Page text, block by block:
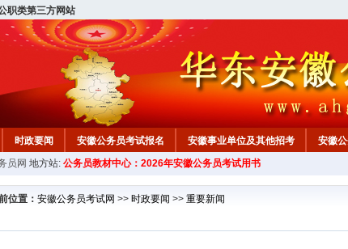
职类第三方网站
时政要闻 安徽公务员考试报名 安徽事业单位及其他招考 安徽
员行测试题 在线咨询 教材中心
员网 地方站: 公务员教材中心：2026年安徽公务员考试用书
位置： 安徽公务员考试网 >> 时政要闻 >> 重要新闻